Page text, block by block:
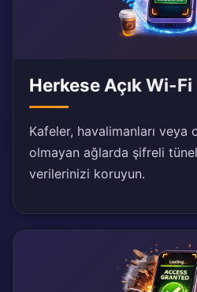
Herkese Açık Wi-
Kafeler, havalimanları veya
olmayan ağlarda şifreli
verilerinizi koruyun.